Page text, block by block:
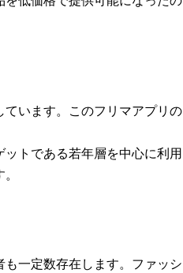
います。このフリマアプリの
トである若年層を中心に利用
一定数存在します。ファッシ